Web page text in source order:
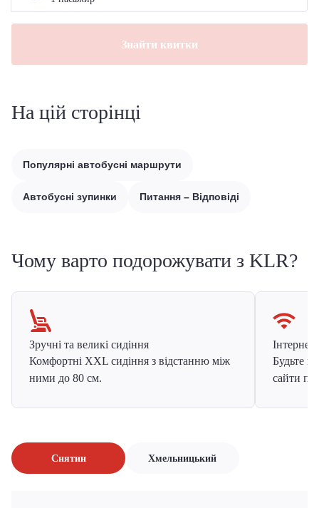
Знайти квитки
На цій сторінці
Популярні автобусні маршрути
Автобусні зупинки Питання – Відповіді
Чому варто подорожувати з KLR?
Зручні та великі сидіння
Комфортні XXL сидіння з відстанню між
ними до 80 см.
Інтернет
Будьте
сайти
Снятин Хмельницький